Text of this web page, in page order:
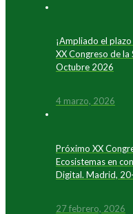
¡Ampliado el
XX Congreso de
Octubre 2026
4 marzo, 2026
Próximo XX
Ecosistemas en
Digital. Madrid,
27 febrero, 2026